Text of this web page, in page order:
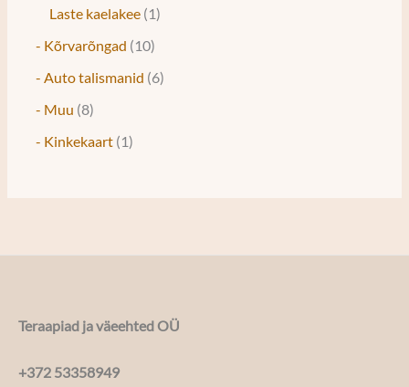
Laste kaelakee 1
- Kõrvarõngad
10
- Auto talismanid 6
- Muu 8
- Kinkekaart 1
Teraapiad ja väeehted OÜ
+372 53358949